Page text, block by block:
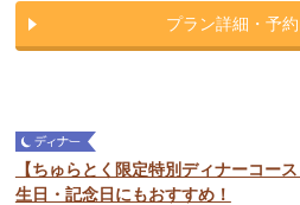
プラン詳細・予
【ちゅらとく限定特別ディナーコー
生日・記念日にもおすすめ！